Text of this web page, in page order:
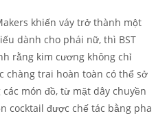
khiến váy trở thành một
dành cho phái nữ, thì BST
rằng kim cương không chỉ
chàng trai hoàn toàn có thể sở
món đồ, từ mặt dây chuyền
cocktail được chế tác bằng pha